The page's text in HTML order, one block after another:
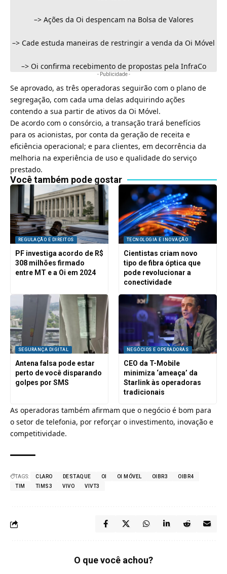
–> Ações da Oi despencam na Bolsa de Valores
–> Cade estuda maneiras de restringir a venda da Oi Móvel
–> Oi confirma recebimento de propostas pela InfraCo
- Publicidade -
Se aprovado, as três operadoras seguirão com o plano de
segregação, com cada uma delas adquirindo ações
contendo a sua partir de ativos da Oi Móvel.
De acordo com o consórcio, a transação trará benefícios
para os acionistas, por conta da geração de receita e
eficiência operacional; e para clientes, em decorrência da
melhoria na experiência de uso e qualidade do serviço
prestado.
Você também pode gostar
REGULAÇÃO E DIREITOS
PF investiga acordo de R$
308 milhões firmado
entre MT e a Oi em 2024
TECNOLOGIA E INOVAÇÃO
Cientistas criam novo
tipo de fibra óptica que
pode revolucionar a
conectividade
SEGURANÇA DIGITAL
Antena falsa pode estar
perto de você disparando
golpes por SMS
NEGÓCIOS E OPERADORAS
CEO da T-Mobile
minimiza ‘ameaça’ da
Starlink às operadoras
tradicionais
As operadoras também afirmam que o negócio é bom para
o setor de telefonia, por reforçar o investimento, inovação e
competitividade.
TAGS: CLARO DESTAQUE OI OI MÓVEL OIBR3
OIBR4
TIM
TIMS3 VIVO VIVT3
O que você achou?